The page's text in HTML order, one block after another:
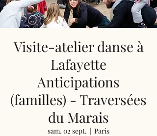
Visite-atelier danse à
Lafayette
Anticipations
(familles) - Traversées
du Marais
sam. 02 sept.
  |
Paris